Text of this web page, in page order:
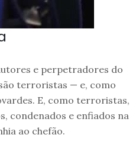
e perpetradores do
terroristas — e, como
E, como terroristas,
condenados e enfiados na
ao chefão.